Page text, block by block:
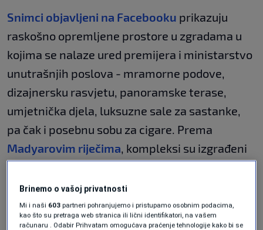
Snimci objavljeni na Facebooku prikazuju
raskošno opremljene prostore u zgradama u
kojima se nalaze ured premijera i ministarstvo
unutrašnjih poslova - mramorne podove,
dizajnersku rasvjetu, panoramske terase,
umjetnička djela, luksuzne sale za sastanke,
pa čak i posebnu sobu za cigare. Prema
Madyarovim riječima, kompleksi su izgrađeni
Brinemo o vašoj privatnosti
Mi i naši 603 partneri pohranjujemo i pristupamo osobnim podacima,
kao što su pretraga web stranica ili lični identifikatori, na vašem
računaru . Odabir Prihvatam omogućava praćenje tehnologije kako bi se